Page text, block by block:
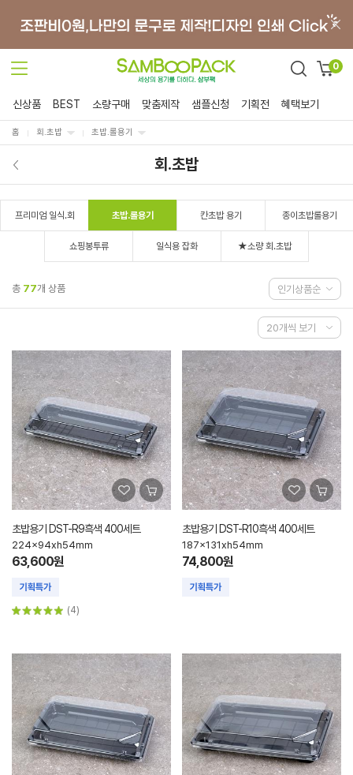
0
신상품 BEST 소량구매 맞춤제작 샘플신청 기획전 혜택보기
홈 회.초밥 초밥.롤용기
회.초밥
프리미엄 일식.회 초밥.롤용기 칸초밥 용기 종이초밥롤용기
쇼핑봉투류 일식용 잡화 ★소량 회.초밥
총 77개 상품
초밥용기 DST-R9흑색 400세트
224x94xh54mm
63,600원
(4)
초밥용기 DST-R10흑색 400세트
187x131xh54mm
74,800원